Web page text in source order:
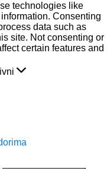
technologies like
Consenting
data such as
site. Not consenting or
certain features and